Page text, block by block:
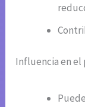
Influencia en el